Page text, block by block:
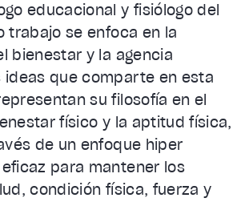
educacional y fisiólogo del
trabajo se enfoca en la
bienestar y la agencia
ideas que comparte en esta
su filosofía en el
físico y la aptitud física,
de un enfoque hiper
para mantener los
condición física, fuerza y